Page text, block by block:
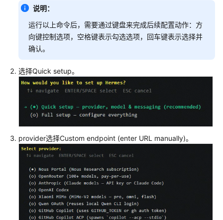
说明：
运行以上命令后，需要通过键盘来完成后续配置动作：方
向键控制选项，空格键表示勾选选项，回车键表示选择并
确认。
选择Quick setup。
provider选择Custom endpoint (enter URL manually)。